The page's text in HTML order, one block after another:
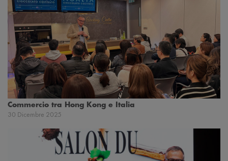
Commercio tra Hong Kong e Italia
30 Dicembre 2025